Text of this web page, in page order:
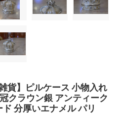
貨】ピルケース 小物入れ
クラウン銀 アンティーク
分厚いエナメル パリ